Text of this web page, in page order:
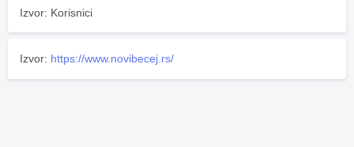
Izvor: Korisnici
Izvor: https://www.novibecej.rs/